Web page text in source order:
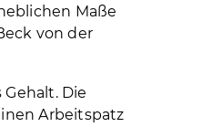
Maße
von der
Die
Arbeitspatz